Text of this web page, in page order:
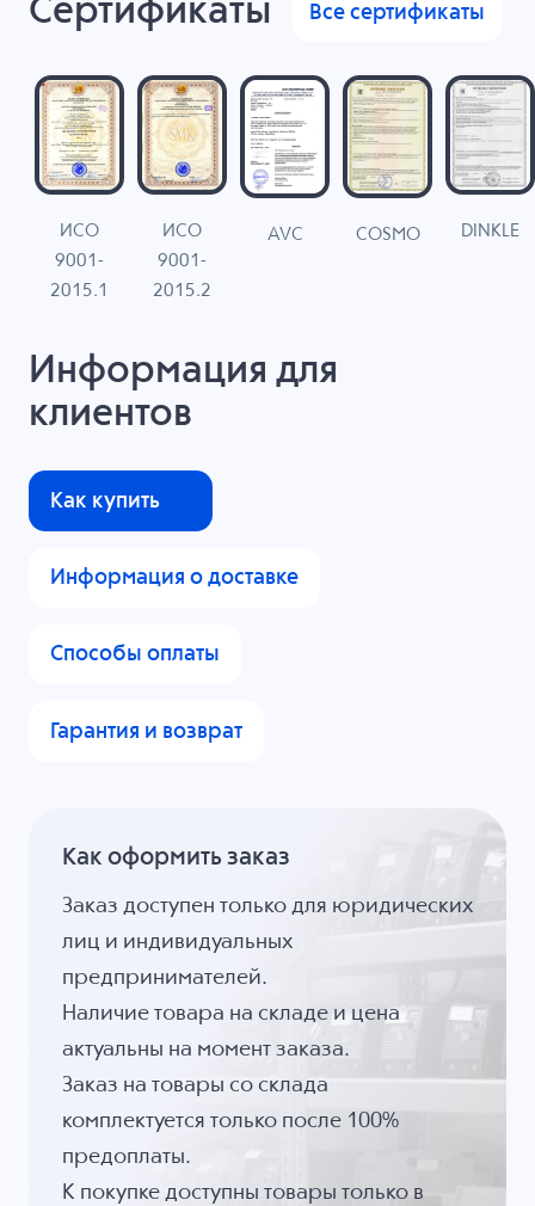
Сертификаты Все сертификаты
ИСО
9001-
2015.1
ИСО
9001-
2015.2
AVC COSMO DINKLE
Информация для
клиентов
Как купить
Информация о доставке
Способы оплаты
Гарантия и возврат
Как оформить заказ
Заказ доступен только для юридических
лиц и индивидуальных
предпринимателей.
Наличие товара на складе и цена
актуальны на момент заказа.
Заказ на товары со склада
комплектуется только после 100%
предоплаты.
К покупке доступны товары только в